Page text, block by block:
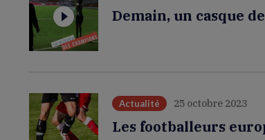
Demain, un casque
Actualité 25 octobre 2023
Les footballeurs